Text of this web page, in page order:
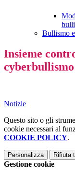
Bullismo
Insieme
cyberbullismo
Notizie
Questo sito o gli
cookie necessari al
COOKIE POLICY.
Personalizza Rifiuta
Gestione cookie